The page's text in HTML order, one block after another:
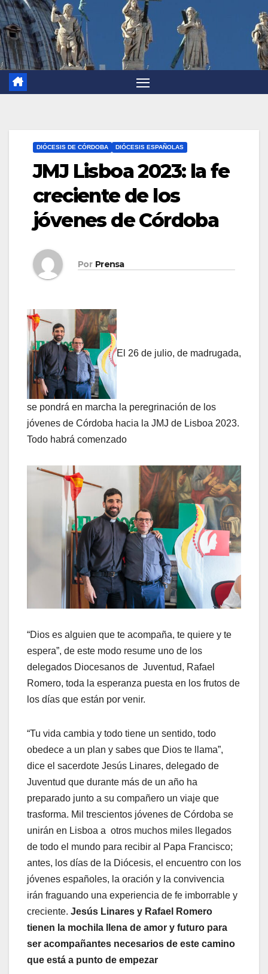
DIÓCESIS DE CÓRDOBA DIÓCESIS ESPAÑOLAS
JMJ Lisboa 2023: la fe
creciente de los
jóvenes de Córdoba
Por Prensa
El 26 de julio, de madrugada,
se pondrá en marcha la peregrinación de los
jóvenes de Córdoba hacia la JMJ de Lisboa 2023.
Todo habrá comenzado
“Dios es alguien que te acompaña, te quiere y te
espera”, de este modo resume uno de los
delegados Diocesanos de Juventud, Rafael
Romero, toda la esperanza puesta en los frutos de
los días que están por venir.
“Tu vida cambia y todo tiene un sentido, todo
obedece a un plan y sabes que Dios te llama”,
dice el sacerdote Jesús Linares, delegado de
Juventud que durante más de un año ha
preparado junto a su compañero un viaje que
trasforma. Mil trescientos jóvenes de Córdoba se
unirán en Lisboa a otros muchos miles llegados
de todo el mundo para recibir al Papa Francisco;
antes, los días de la Diócesis, el encuentro con los
jóvenes españoles, la oración y la convivencia
irán fraguando una experiencia de fe imborrable y
creciente. Jesús Linares y Rafael Romero
tienen la mochila llena de amor y futuro para
ser acompañantes necesarios de este camino
que está a punto de empezar